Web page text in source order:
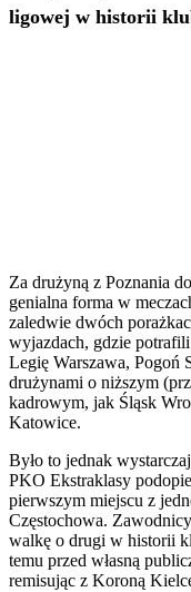
ligowej w historii
Za drużyną z Poznania
genialna forma w
zaledwie dwóch
wyjazdach, gdzie
Legię Warszawa, Pogoń
drużynami o niższym
kadrowym, jak Śląsk
Katowice.
Było to jednak
PKO Ekstraklasy
pierwszym miejscu z
Częstochowa.
walkę o drugi w historii
temu przed własną
remisując z Koroną